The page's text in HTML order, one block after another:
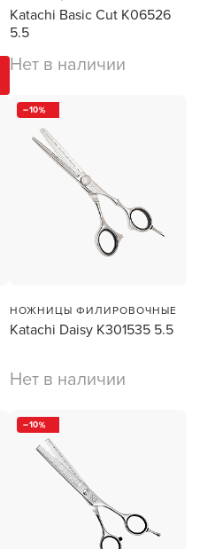
Katachi Basic Cut K06526
5.5
Нет в наличии
10
НОЖНИЦЫ ФИЛИРОВОЧНЫЕ
Katachi Daisy K301535 5.5
Нет в наличии
10